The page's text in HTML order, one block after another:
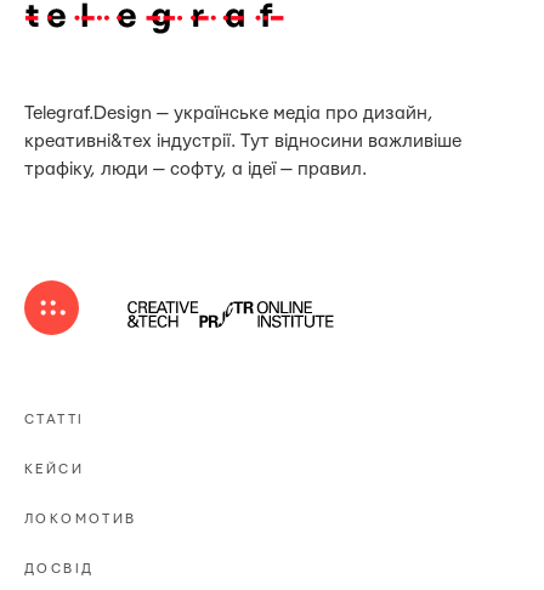
Telegraf.Design — українське медіа про дизайн,
креативні&тех індустрії. Тут відносини важливіше
трафіку, люди — софту, а ідеї — правил.
СТАТТІ
КЕЙСИ
ЛОКОМОТИВ
ДОСВІД